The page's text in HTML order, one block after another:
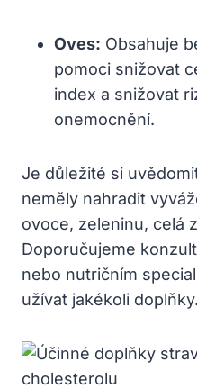
Oves: Obsahuje
pomoci snižovat
index a snižovat
onemocnění.
Je důležité si
neměly nahradit
ovoce, zeleninu, celá
Doporučujeme
nebo nutričním
užívat jakékoli doplňky.